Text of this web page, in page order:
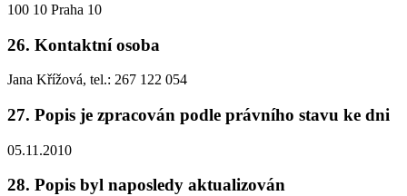
100 10 Praha 10
26. Kontaktní osoba
Jana Křížová, tel.: 267 122 054
27. Popis je zpracován podle právního stavu ke dni
05.11.2010
28. Popis byl naposledy aktualizován